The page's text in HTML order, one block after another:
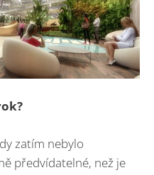
zatím nebylo
předvídatelné, než je